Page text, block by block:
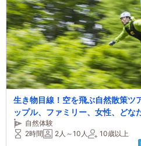
生き物目線！空を飛ぶ自然散策ツ
ップル、ファミリー、女性、どな
自然体験
2時間
2人～10人 10歳以上